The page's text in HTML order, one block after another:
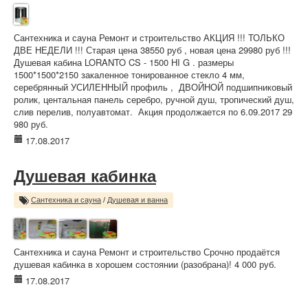
Сантехника и сауна Ремонт и строительство АКЦИЯ !!! ТОЛЬКО
ДВЕ НЕДЕЛИ !!! Старая цена 38550 руб , новая цена 29980 руб !!!
Душевая кабина LORANTO CS - 1500 НI G . размеры
1500*1500*2150 закаленное тонированное стекло 4 мм,
cеребрянный УСИЛЕННЫЙ профиль , ДВОЙНОЙ подшипниковый
ролик, центальная панель серебро, ручной душ, тропический душ,
слив перелив, полуавтомат. Акция продолжается по 6.09.2017 29
980 руб.
17.08.2017
Душевая кабинка
Сантехника и сауна / Душевая и ванна
Сантехника и сауна Ремонт и строительство Срочно продаётся
душевая кабинка в хорошем состоянии (разобрана)! 4 000 руб.
17.08.2017